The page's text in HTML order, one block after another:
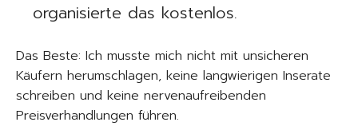
organisierte das kostenlos.
Das Beste: Ich musste mich nicht mit unsicheren
Käufern herumschlagen, keine langwierigen Inserate
schreiben und keine nervenaufreibenden
Preisverhandlungen führen.